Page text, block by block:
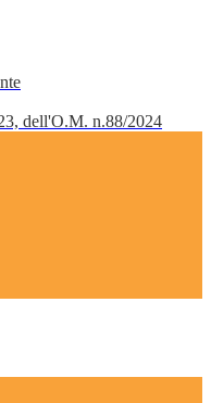
dell'O.M. n.88/2024